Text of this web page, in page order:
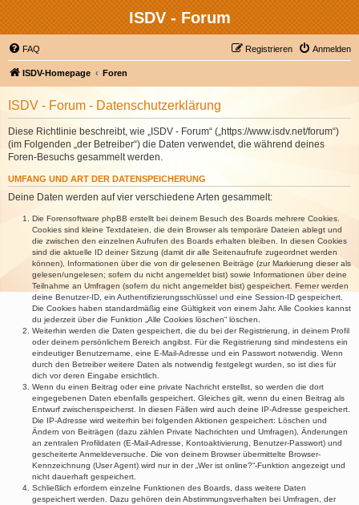
ISDV - Forum
FAQ Anmelden
Registrieren
ISDV-Homepage Foren
ISDV - Forum - Datenschutzerklärung
Diese Richtlinie beschreibt, wie „ISDV - Forum“ („https://www.isdv.net/forum“)
(im Folgenden „der Betreiber“) die Daten verwendet, die während deines
Foren-Besuchs gesammelt werden.
UMFANG UND ART DER DATENSPEICHERUNG
Deine Daten werden auf vier verschiedene Arten gesammelt:
Die Forensoftware phpBB erstellt bei deinem Besuch des Boards mehrere Cookies.
Cookies sind kleine Textdateien, die dein Browser als temporäre Dateien ablegt und
die zwischen den einzelnen Aufrufen des Boards erhalten bleiben. In diesen Cookies
sind die aktuelle ID deiner Sitzung (damit dir alle Seitenaufrufe zugeordnet werden
können), Informationen über die von dir gelesenen Beiträge (zur Markierung dieser als
gelesen/ungelesen; sofern du nicht angemeldet bist) sowie Informationen über deine
Teilnahme an Umfragen (sofern du nicht angemeldet bist) gespeichert. Ferner werden
deine Benutzer-ID, ein Authentifizierungsschlüssel und eine Session-ID gespeichert.
Die Cookies haben standardmäßig eine Gültigkeit von einem Jahr. Alle Cookies kannst
du jederzeit über die Funktion „Alle Cookies löschen“ löschen.
Weiterhin werden die Daten gespeichert, die du bei der Registrierung, in deinem Profil
oder deinem persönlichem Bereich angibst. Für die Registrierung sind mindestens ein
eindeutiger Benutzername, eine E-Mail-Adresse und ein Passwort notwendig. Wenn
durch den Betreiber weitere Daten als notwendig festgelegt wurden, so ist dies für
dich vor deren Eingabe ersichtlich.
Wenn du einen Beitrag oder eine private Nachricht erstellst, so werden die dort
eingegebenen Daten ebenfalls gespeichert. Gleiches gilt, wenn du einen Beitrag als
Entwurf zwischenspeicherst. In diesen Fällen wird auch deine IP-Adresse gespeichert.
Die IP-Adresse wird weiterhin bei folgenden Aktionen gespeichert: Löschen und
Ändern von Beiträgen (dazu zählen Private Nachrichten und Umfragen), Änderungen
an zentralen Profildaten (E-Mail-Adresse, Kontoaktivierung, Benutzer-Passwort) und
gescheiterte Anmeldeversuche. Die von deinem Browser übermittelte Browser-
Kennzeichnung (User Agent) wird nur in der „Wer ist online?“-Funktion angezeigt und
nicht dauerhaft gespeichert.
Schließlich erfordern einzelne Funktionen des Boards, dass weitere Daten
gespeichert werden. Dazu gehören dein Abstimmungsverhalten bei Umfragen, der